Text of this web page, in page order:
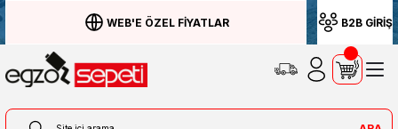
WEB'E ÖZEL FİYATLAR B2B GİRİŞ